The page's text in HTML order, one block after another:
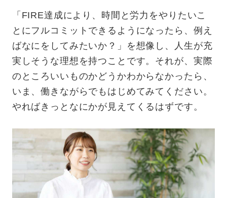
「FIRE達成により、時間と労力をやりたいこ
とにフルコミットできるようになったら、例え
ばなにをしてみたいか？」を想像し、人生が充
実しそうな理想を持つことです。それが、実際
のところいいものかどうかわからなかったら、
いま、働きながらでもはじめてみてください。
やればきっとなにかが見えてくるはずです。